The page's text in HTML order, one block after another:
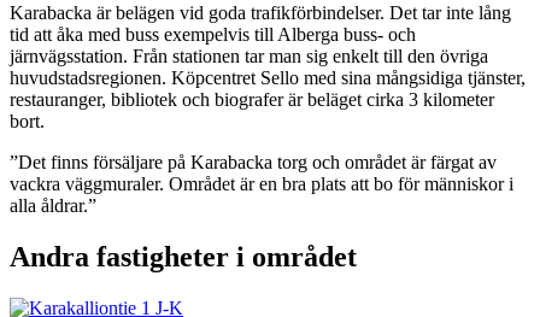
Karabacka är belägen vid goda trafikförbindelser. Det tar inte lång
tid att åka med buss exempelvis till Alberga buss- och
järnvägsstation. Från stationen tar man sig enkelt till den övriga
huvudstadsregionen. Köpcentret Sello med sina mångsidiga tjänster,
restauranger, bibliotek och biografer är beläget cirka 3 kilometer
bort.
”Det finns försäljare på Karabacka torg och området är färgat av
vackra väggmuraler. Området är en bra plats att bo för människor i
alla åldrar.”
Andra fastigheter i området